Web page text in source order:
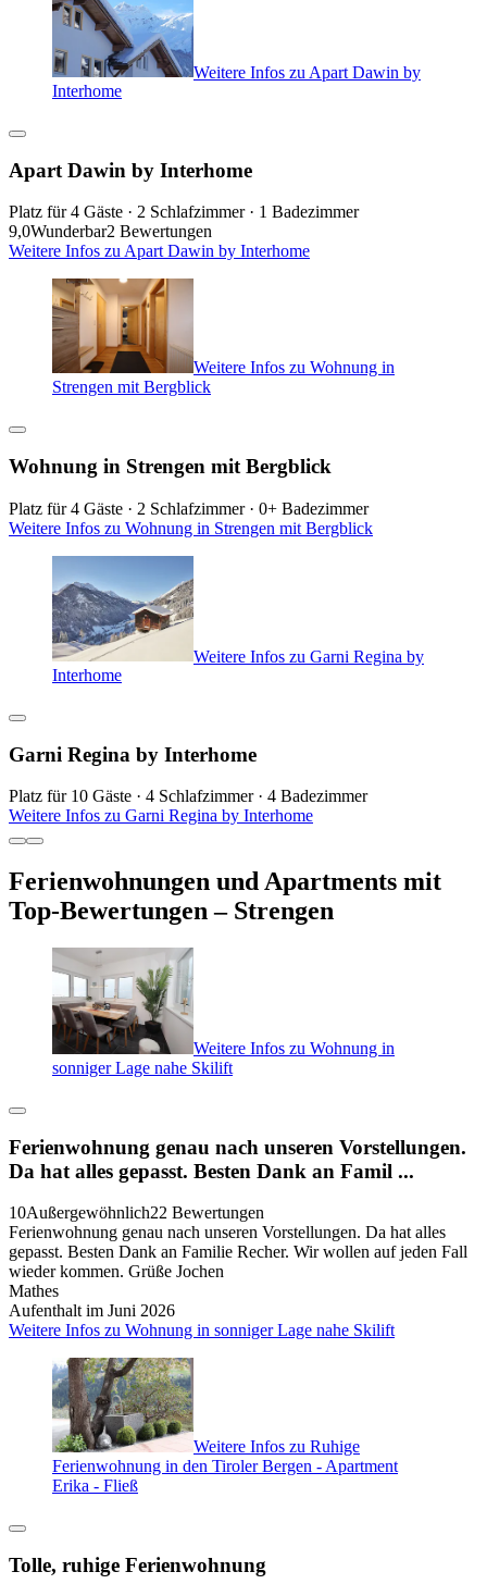
Weitere Infos zu Apart Dawin by
Interhome
Apart Dawin by Interhome
Platz für 4 Gäste · 2 Schlafzimmer · 1 Badezimmer
9,0Wunderbar2 Bewertungen
Weitere Infos zu Apart Dawin by Interhome
Weitere Infos zu Wohnung in
Strengen mit Bergblick
Wohnung in Strengen mit Bergblick
Platz für 4 Gäste · 2 Schlafzimmer · 0+ Badezimmer
Weitere Infos zu Wohnung in Strengen mit Bergblick
Weitere Infos zu Garni Regina by
Interhome
Garni Regina by Interhome
Platz für 10 Gäste · 4 Schlafzimmer · 4 Badezimmer
Weitere Infos zu Garni Regina by Interhome
Ferienwohnungen und Apartments mit
Top-Bewertungen – Strengen
Weitere Infos zu Wohnung in
sonniger Lage nahe Skilift
Ferienwohnung genau nach unseren Vorstellungen.
Da hat alles gepasst. Besten Dank an Famil ...
10Außergewöhnlich22 Bewertungen
Ferienwohnung genau nach unseren Vorstellungen. Da hat alles
gepasst. Besten Dank an Familie Recher. Wir wollen auf jeden Fall
wieder kommen. Grüße Jochen
Mathes
Aufenthalt im Juni 2026
Weitere Infos zu Wohnung in sonniger Lage nahe Skilift
Weitere Infos zu Ruhige
Ferienwohnung in den Tiroler Bergen - Apartment
Erika - Fließ
Tolle, ruhige Ferienwohnung